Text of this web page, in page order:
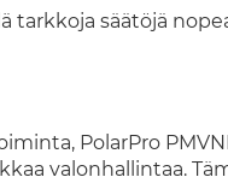
säätöjä
PolarPro
valonhallintaa.